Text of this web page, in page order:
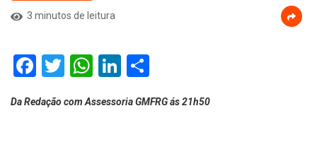
3 minutos de leitura
Facebook
Twitter
WhatsApp
LinkedIn
Da Redação com Assessoria GMFRG ás 21h50